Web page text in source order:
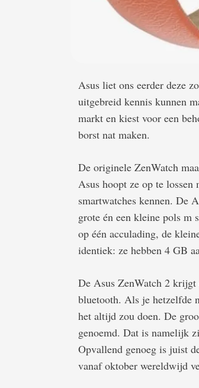
Asus liet ons eerder deze
uitgebreid kennis kunnen
markt en kiest voor een
borst nat maken.
De originele ZenWatch
Asus hoopt ze op te
smartwatches kennen. De
grote én een kleine pols m
op één acculading, de
identiek: ze hebben 4 GB
De Asus ZenWatch 2
bluetooth. Als je hetzelfde
het altijd zou doen. De
genoemd. Dat is namelijk
Opvallend genoeg is juist
vanaf oktober wereldwijd